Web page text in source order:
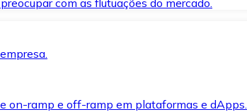
com as flutuações do mercado.
on-ramp e off-ramp em plataformas e dApps.